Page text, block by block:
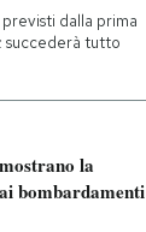
dalla prima
succederà tutto
la
bombardamenti